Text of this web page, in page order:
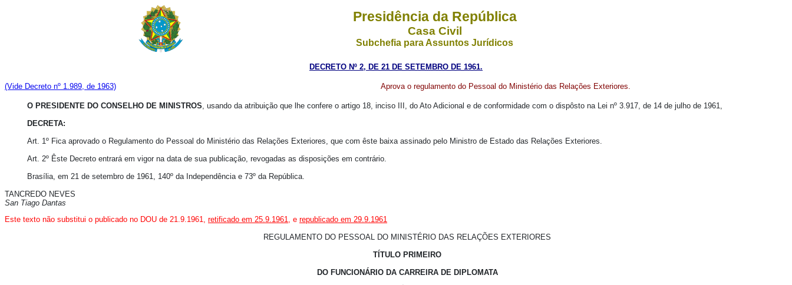
Presidência da República
Casa Civil
Subchefia para Assuntos Jurídicos
DECRETO Nº 2, DE 21 DE SETEMBRO DE 1961.
(Vide Decreto nº 1.989, de 1963) Aprova o regulamento do Pessoal do Ministério das Relações Exteriores.
O PRESIDENTE DO CONSELHO DE MINISTROS, usando da atribuição que lhe confere o artigo 18, inciso III, do Ato Adicional e de conformidade com o dispôsto na Lei nº 3.917, de 14 de julho de 1961,
DECRETA:
Art. 1º Fica aprovado o Regulamento do Pessoal do Ministério das Relações Exteriores, que com êste baixa assinado pelo Ministro de Estado das Relações Exteriores.
Art. 2º Êste Decreto entrará em vigor na data de sua publicação, revogadas as disposições em contrário.
Brasília, em 21 de setembro de 1961, 140º da Independência e 73º da República.
TANCREDO NEVES
San Tiago Dantas
Este texto não substitui o publicado no DOU de 21.9.1961, retificado em 25.9.1961, e republicado em 29.9.1961
REGULAMENTO DO PESSOAL DO MINISTÉRIO DAS RELAÇÕES EXTERIORES
TÍTULO PRIMEIRO
DO FUNCIONÁRIO DA CARREIRA DE DIPLOMATA